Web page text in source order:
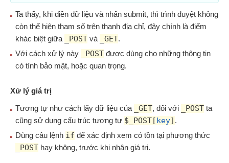
Ta thấy, khi điền dữ liệu và nhấn submit, thì trình duyệt không
còn thể hiện tham số trên thanh địa chỉ, đây chính là điểm
khác biệt giữa
_POST và _GET.
Với cách xử lý này
_POST được dùng cho những thông tin
có tính bảo mật, hoặc quan trọng.
Xử lý giá trị
Tương tự như cách lấy dữ liệu của
_GET, đối với _POST ta
cũng sử dụng cấu trúc tương tự $_POST[key] .
Dùng câu lệnh if để xác định xem có tồn tại phương thức
_POST hay không, trước khi nhận giá trị.